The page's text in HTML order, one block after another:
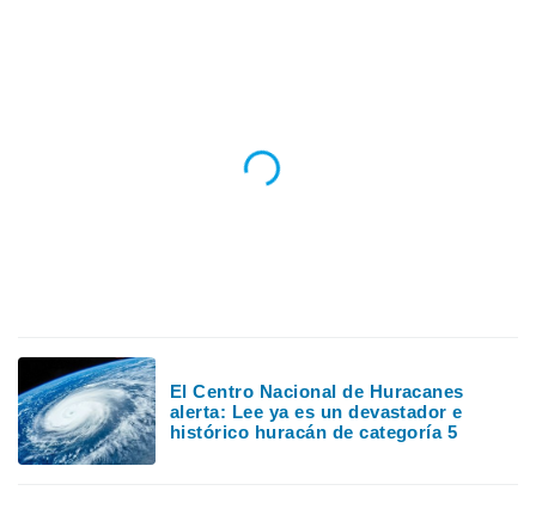
En
de que
sean
El Centro Nacional de Huracanes
alerta: Lee ya es un devastador e
histórico huracán de categoría 5